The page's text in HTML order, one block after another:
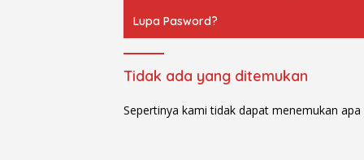
e
Lupa Pasword?
Tidak ada yang ditemukan
Sepertinya kami tidak dapat menemukan